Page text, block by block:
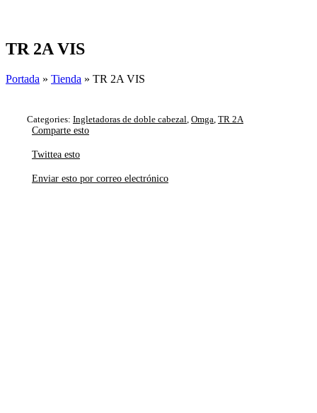
TR 2A VIS
Portada » Tienda » TR 2A VIS
Categories: Ingletadoras de doble cabezal Omga TR 2A
Comparte esto
Twittea esto
Enviar esto por correo electrónico